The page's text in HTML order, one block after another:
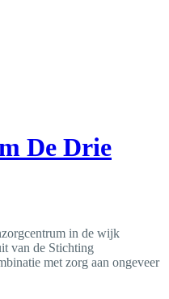
De Drie
in de wijk
van de Stichting
met zorg aan ongeveer